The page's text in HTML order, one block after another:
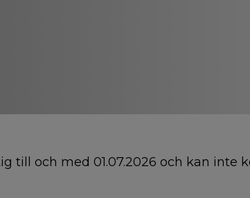
till och med 01.07.2026 och kan inte